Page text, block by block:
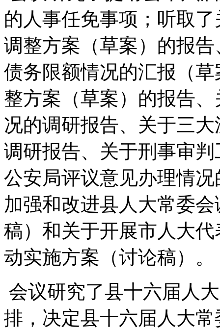
的人事任免事项；听取
调整方案（草案）的报
债务限额情况的汇报（
整方案（草案）的报告
况的调研报告、关于三
调研报告、关于刑事审
公安局评议意见办理情
加强和改进县人大常委
稿）和关于开展市人大
动实施方案（讨论稿）。
会议研究了县十六届人
排，决定县十六届人大